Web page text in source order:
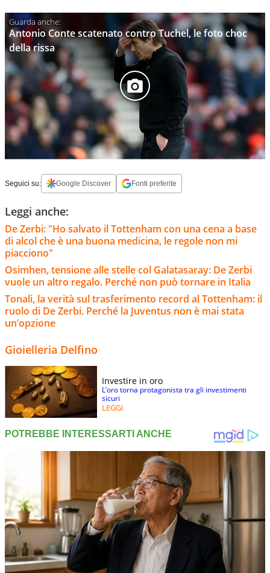
Antonio Conte scatenato contro Tuchel, le foto choc
della rissa
Seguici su: Google Discover Fonti preferite
Leggi anche:
De Zerbi: "Ho salvato il Tottenham con una cena a base
di alcol che è una buona medicina, le regole non mi
piacciono"
Osimhen, tensione alle stelle col Galatasaray: De Zerbi
vuole un altro regalo. Perché non può tornare in Italia
Tonali, la verità sul trasferimento record al Tottenham: il
ruolo di De Zerbi. Perché la Juventus non è mai stata
un’opzione
Gioielleria Delfino
Investire in oro
L’oro torna protagonista tra gli investimenti
sicuri
LEGGI